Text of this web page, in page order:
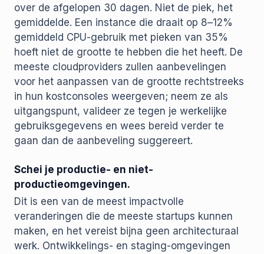
over de afgelopen 30 dagen. Niet de piek, het
gemiddelde. Een instance die draait op 8–12%
gemiddeld CPU-gebruik met pieken van 35%
hoeft niet de grootte te hebben die het heeft. De
meeste cloudproviders zullen aanbevelingen
voor het aanpassen van de grootte rechtstreeks
in hun kostconsoles weergeven; neem ze als
uitgangspunt, valideer ze tegen je werkelijke
gebruiksgegevens en wees bereid verder te
gaan dan de aanbeveling suggereert.
Schei je productie- en niet-
productieomgevingen.
Dit is een van de meest impactvolle
veranderingen die de meeste startups kunnen
maken, en het vereist bijna geen architecturaal
werk. Ontwikkelings- en staging-omgevingen